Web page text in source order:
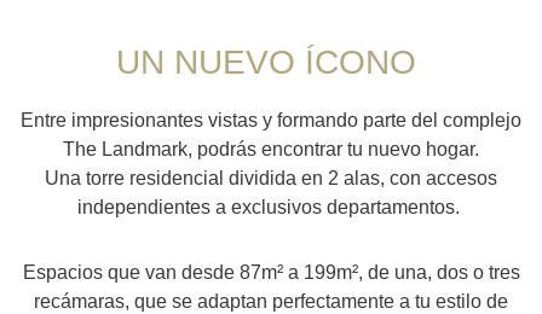
UN NUEVO ÍCONO
Entre impresionantes vistas y formando parte del complejo
The Landmark, podrás encontrar tu nuevo hogar.
Una torre residencial dividida en 2 alas, con accesos
independientes a exclusivos departamentos.
Espacios que van desde 87m² a 199m², de una, dos o tres
recámaras, que se adaptan perfectamente a tu estilo de